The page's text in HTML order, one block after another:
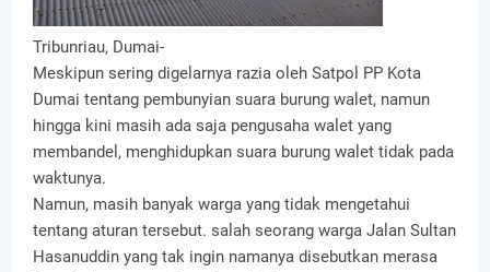
Tribunriau, Dumai-
Meskipun sering digelarnya razia oleh Satpol PP Kota
Dumai tentang pembunyian suara burung walet, namun
hingga kini masih ada saja pengusaha walet yang
membandel, menghidupkan suara burung walet tidak pada
waktunya.
Namun, masih banyak warga yang tidak mengetahui
tentang aturan tersebut. salah seorang warga Jalan Sultan
Hasanuddin yang tak ingin namanya disebutkan merasa